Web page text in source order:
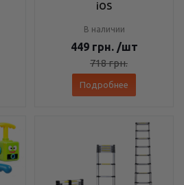
iOS
В наличии
449 грн. /шт
718грн.
Подробнее